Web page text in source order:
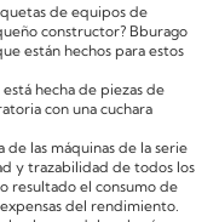
de equipos de
constructor? Bburago
están hechos para estos
está hecha de piezas de
con una cuchara
de las máquinas de la serie
y trazabilidad de todos los
resultado el consumo de
del rendimiento.